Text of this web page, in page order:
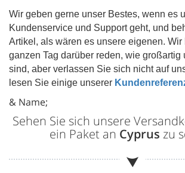
Wir geben gerne unser Bestes, wenn es
Kundenservice und Support geht, und
Artikel, als wären es unsere eigenen. Wir
ganzen Tag darüber reden, wie großartig
sind, aber verlassen Sie sich nicht auf
lesen Sie einige unserer
& Name;
Sehen Sie sich unsere
ein Paket an Cyprus zu